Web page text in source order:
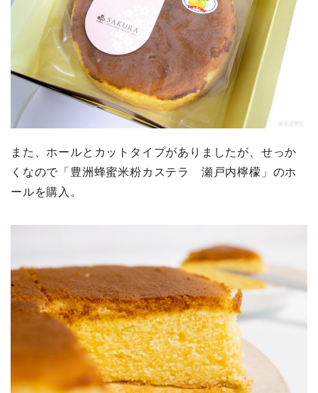
また、ホールとカットタイプがありましたが、せっか
くなので「豊洲蜂蜜米粉カステラ 瀬戸内檸檬」のホ
ールを購入。